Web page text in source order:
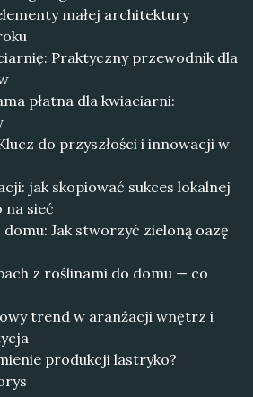
małej architektury
Praktyczny przewodnik dla
płatna dla kwiaciarni:
do przyszłości i innowacji w
jak skopiować sukces lokalnej
na sieć
Jak stworzyć zieloną oazę
z roślinami do domu — co
trend w aranżacji wnętrz i
produkcji lastryko?